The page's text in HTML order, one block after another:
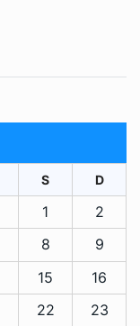
S D
1
2
8
9
15
16
22
23